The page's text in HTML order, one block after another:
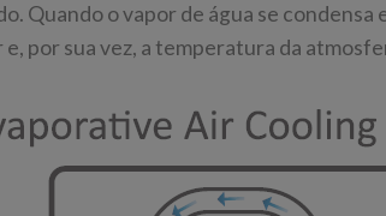
Quando o vapor de água se
e, por sua vez, a temperatura da